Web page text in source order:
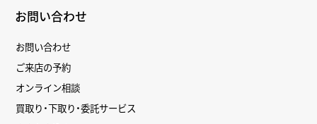
お問い合わせ
お問い合わせ
ご来店の予約
オンライン相談
買取り・下取り・委託サービス